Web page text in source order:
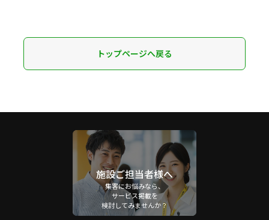
トップページへ戻る
施設ご担当者様へ
集客にお悩みなら、
サービス掲載を
検討してみませんか？